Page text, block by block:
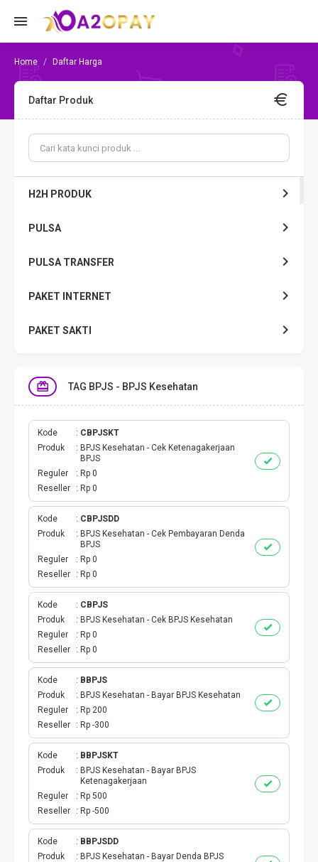
Daftar Harga
Daftar Produk
H2H PRODUK
PULSA
PULSA TRANSFER
PAKET INTERNET
PAKET SAKTI
EMONEY
PAKET SAKTI ALL OPT
TELEPON & SMS
PAKET SMS
AKTIVASI PAKET
VOUCHER DATA
VOUCHER TV
TOKEN PLN
ISI ULANG GAME
TAG PLN
TAG PDAM
TAG BPJS
TAG TELKOM
HP PASCA
TAG BPJS - BPJS Kesehatan
Kode
CBPJSKT
Produk
BPJS Kesehatan - Cek Ketenagakerjaan
BPJS
Reguler
Rp 0
Reseller
Rp 0
Kode
CBPJSDD
Produk
BPJS Kesehatan - Cek Pembayaran Denda
BPJS
Reguler
Rp 0
Reseller
Rp 0
Kode
CBPJS
Produk
BPJS Kesehatan - Cek BPJS Kesehatan
Reguler
Rp 0
Reseller
Rp 0
Kode
BBPJS
Produk
BPJS Kesehatan - Bayar BPJS Kesehatan
Reguler
Rp 200
Reseller
Rp -300
Kode
BBPJSKT
Produk
BPJS Kesehatan - Bayar BPJS
Ketenagakerjaan
Reguler
Rp 500
Reseller
Rp -500
Kode
BBPJSDD
Produk
BPJS Kesehatan - Bayar Denda BPJS